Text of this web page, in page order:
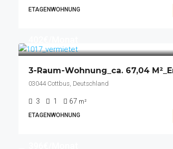
ETAGENWOHNUNG
03044 Cottbus, Deutschland
3 1 67 m²
ETAGENWOHNUNG